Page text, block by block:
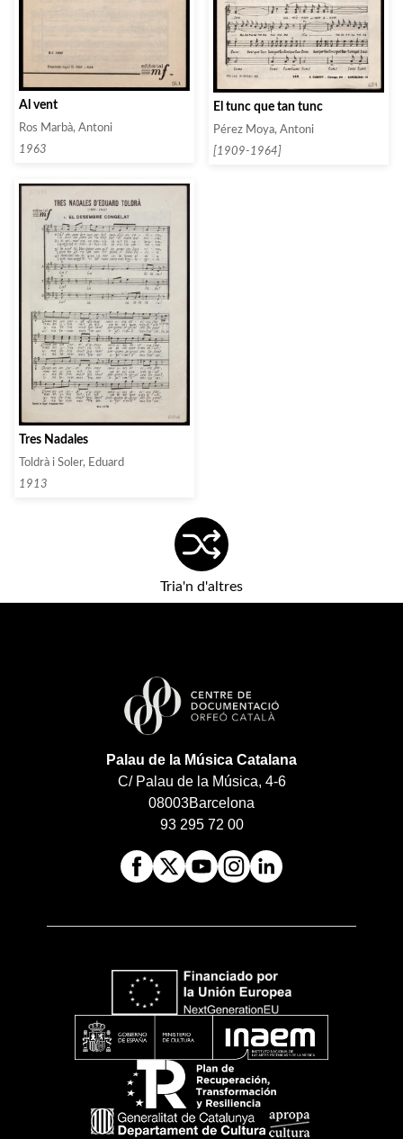
Al vent
Ros Marbà, Antoni
1963
El tunc que tan tunc
Pérez Moya, Antoni
[1909-1964]
Tres Nadales
Toldrà i Soler, Eduard
1913
Tria'n d'altres
Palau de la Música Catalana
C/ Palau de la Música, 4-6
08003Barcelona
93 295 72 00